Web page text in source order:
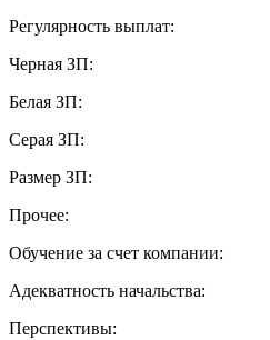
Регулярность выплат:
Черная ЗП:
Белая ЗП:
Серая ЗП:
Размер ЗП:
Прочее:
Обучение за счет компании:
Адекватность начальства:
Перспективы: